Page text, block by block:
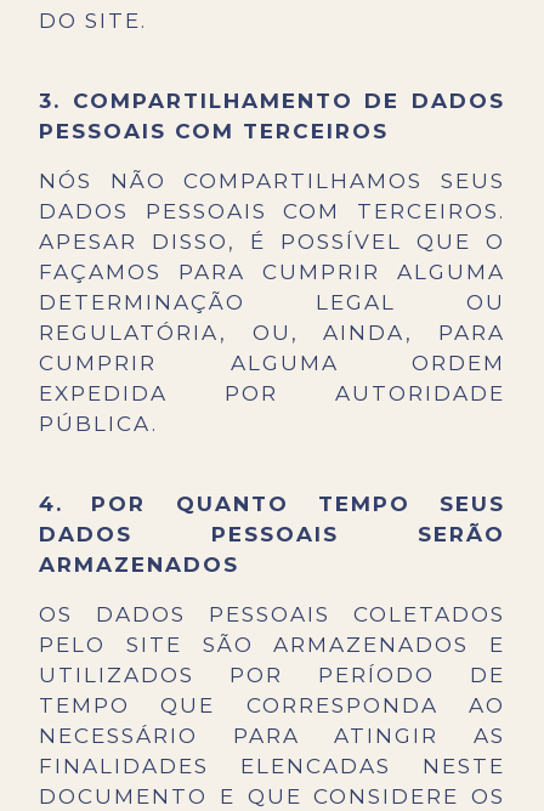
DO SITE.
3. COMPARTILHAMENTO DE DADOS
PESSOAIS COM TERCEIROS
NÓS NÃO COMPARTILHAMOS SEUS
DADOS PESSOAIS COM TERCEIROS.
APESAR DISSO, É POSSÍVEL QUE O
FAÇAMOS PARA CUMPRIR ALGUMA
DETERMINAÇÃO LEGAL OU
REGULATÓRIA, OU, AINDA, PARA
CUMPRIR ALGUMA ORDEM
EXPEDIDA POR AUTORIDADE
PÚBLICA.
4.
POR QUANTO TEMPO SEUS
DADOS PESSOAIS SERÃO
ARMAZENADOS
OS DADOS PESSOAIS COLETADOS
PELO SITE SÃO ARMAZENADOS E
UTILIZADOS POR PERÍODO DE
TEMPO QUE CORRESPONDA AO
NECESSÁRIO PARA ATINGIR AS
FINALIDADES ELENCADAS NESTE
DOCUMENTO E QUE CONSIDERE OS